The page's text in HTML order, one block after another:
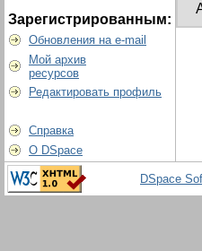
Зарегистрированным:
Обновления на e-mail
Мой архив
ресурсов
Редактировать профиль
Справка
О DSpace
DSpace